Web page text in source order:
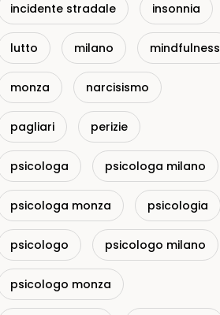
incidente stradale insonnia
lutto milano mindfulness
monza narcisismo
pagliari perizie
psicologa psicologa milano
psicologa monza psicologia
psicologo psicologo milano
psicologo monza